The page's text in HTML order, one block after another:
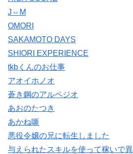
J⇔M
OMORI
SAKAMOTO DAYS
SHIORI EXPERIENCE
tkbくんのお仕事
アオイホノオ
蒼き鋼のアルペジオ
あおのたつき
あかね噺
悪役令嬢の兄に転生しました
与えられたスキルを使って稼いで